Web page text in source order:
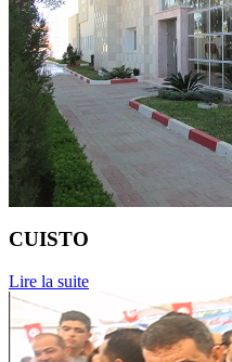
CUISTO
Lire la suite